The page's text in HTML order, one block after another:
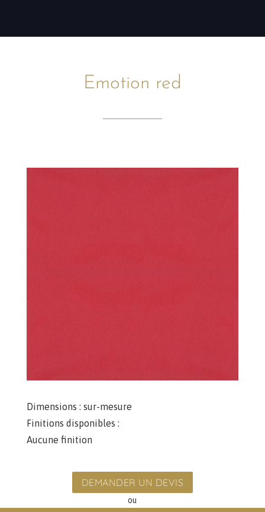
Emotion red
Dimensions : sur-mesure
Finitions disponibles :
Aucune finition
DEMANDER UN DEVIS
ou